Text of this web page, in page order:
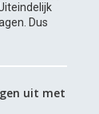
Dus
uit met